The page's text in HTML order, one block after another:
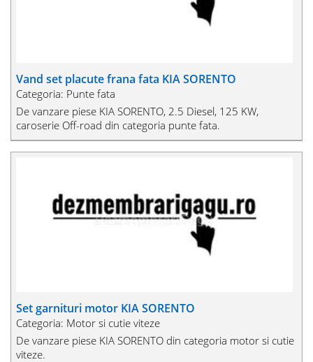
Vand set placute frana fata KIA SORENTO
Categoria: Punte fata
De vanzare piese KIA SORENTO, 2.5 Diesel, 125 KW,
caroserie Off-road din categoria punte fata.
Set garnituri motor KIA SORENTO
Categoria: Motor si cutie viteze
De vanzare piese KIA SORENTO din categoria motor si cutie
viteze.